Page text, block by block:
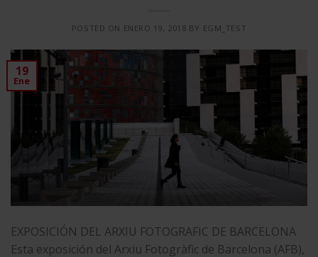
POSTED ON ENERO 19, 2018 BY EGM_TEST
19
Ene
EXPOSICIÓN DEL ARXIU FOTOGRAFIC DE BARCELONA
Esta exposición del Arxiu Fotogràfic de Barcelona (AFB),